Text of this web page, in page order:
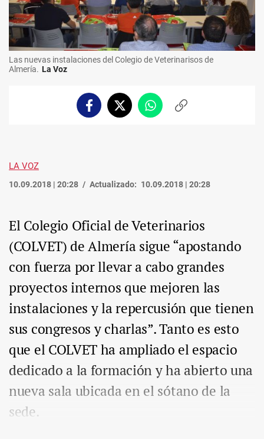
Las nuevas instalaciones del Colegio de Veterinarisos de
Almería. La Voz
FacebookTwitterWhatsappCopiar
LA VOZ
10.09.2018 | 20:28 Actualizado: 10.09.2018 | 20:28
El Colegio Oficial de Veterinarios
(COLVET) de Almería sigue “apostando
con fuerza por llevar a cabo grandes
proyectos internos que mejoren las
instalaciones y la repercusión que tienen
sus congresos y charlas”. Tanto es esto
que el COLVET ha ampliado el espacio
dedicado a la formación y ha abierto una
nueva sala ubicada en el sótano de la
sede.